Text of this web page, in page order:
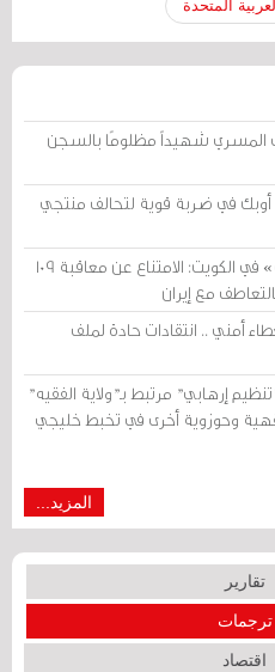
المتحدة
المسري شهيداً مظلومًا بالسجن
في ضربة قوية لتحالف منتجي
محكمة «أمن الدولة» في الكويت: الامتناع عن معاقبة 109
أمني .. انتقادات حادة لملف
إرهابي" مرتبط بـ"ولاية الفقيه"
وحوزوية أخرى في تخبط خليجي
المزيد...
تقارير
ترجمات
اقتصاد